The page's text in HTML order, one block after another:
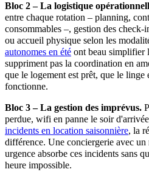
Bloc 2 – La logistique
entre chaque rotation – planning,
consommables –, gestion des check-
ou accueil physique selon les
autonomes en été ont beau simplifier
suppriment pas la coordination en
que le logement est prêt, que le linge
fonctionne.
Bloc 3 – La gestion des imprévus.
perdue, wifi en panne le soir
incidents en location saisonnière, la
différence. Une conciergerie avec un
urgence absorbe ces incidents sans
heure impossible.